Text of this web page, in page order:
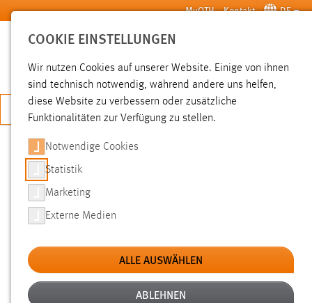
Zum Hauptinhalt springen MyOTH Kontakt DE
SUCHE
JETZT BEWERBEN
SUCHE
FILTER
Typ
Erstellungsdatum
COOKIE EINSTELLUNGEN
Wir nutzen Cookies auf unserer Website. Einige von ihnen
sind technisch notwendig, während andere uns helfen,
diese Website zu verbessern oder zusätzliche
Funktionalitäten zur Verfügung zu stellen.
Notwendige Cookies
Statistik
Marketing
Externe Medien
ALLE AUSWÄHLEN
ABLEHNEN